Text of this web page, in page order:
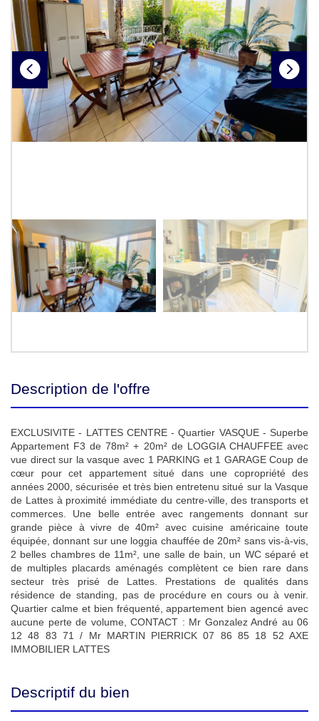
Description de l'offre
EXCLUSIVITE - LATTES CENTRE - Quartier VASQUE - Superbe
Appartement F3 de 78m² + 20m² de LOGGIA CHAUFFEE avec
vue direct sur la vasque avec 1 PARKING et 1 GARAGE Coup de
cœur pour cet appartement situé dans une copropriété des
années 2000, sécurisée et très bien entretenu situé sur la Vasque
de Lattes à proximité immédiate du centre-ville, des transports et
commerces. Une belle entrée avec rangements donnant sur
grande pièce à vivre de 40m² avec cuisine américaine toute
équipée, donnant sur une loggia chauffée de 20m² sans vis-à-vis,
2 belles chambres de 11m², une salle de bain, un WC séparé et
de multiples placards aménagés complètent ce bien rare dans
secteur très prisé de Lattes. Prestations de qualités dans
résidence de standing, pas de procédure en cours ou à venir.
Quartier calme et bien fréquenté, appartement bien agencé avec
aucune perte de volume, CONTACT : Mr Gonzalez André au 06
12 48 83 71 / Mr MARTIN PIERRICK 07 86 85 18 52 AXE
IMMOBILIER LATTES
Descriptif du bien